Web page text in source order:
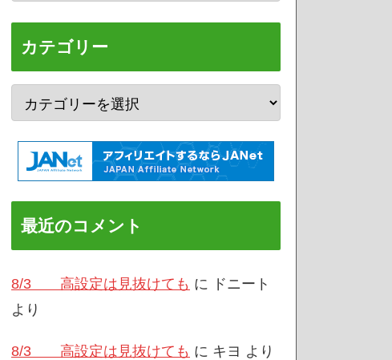
カテゴリー
最近のコメント
8/3 高設定は見抜けても に
ドニート
より
8/3 高設定は見抜けても に キヨ より